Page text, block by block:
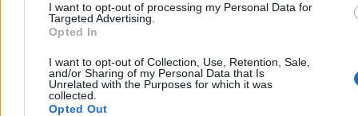
I want to opt-out of processing my Personal Data for
Targeted Advertising.
Opted In
I want to opt-out of Collection, Use, Retention, Sale,
and/or Sharing of my Personal Data that Is
Unrelated with the Purposes for which it was
collected.
Opted Out
Kraj